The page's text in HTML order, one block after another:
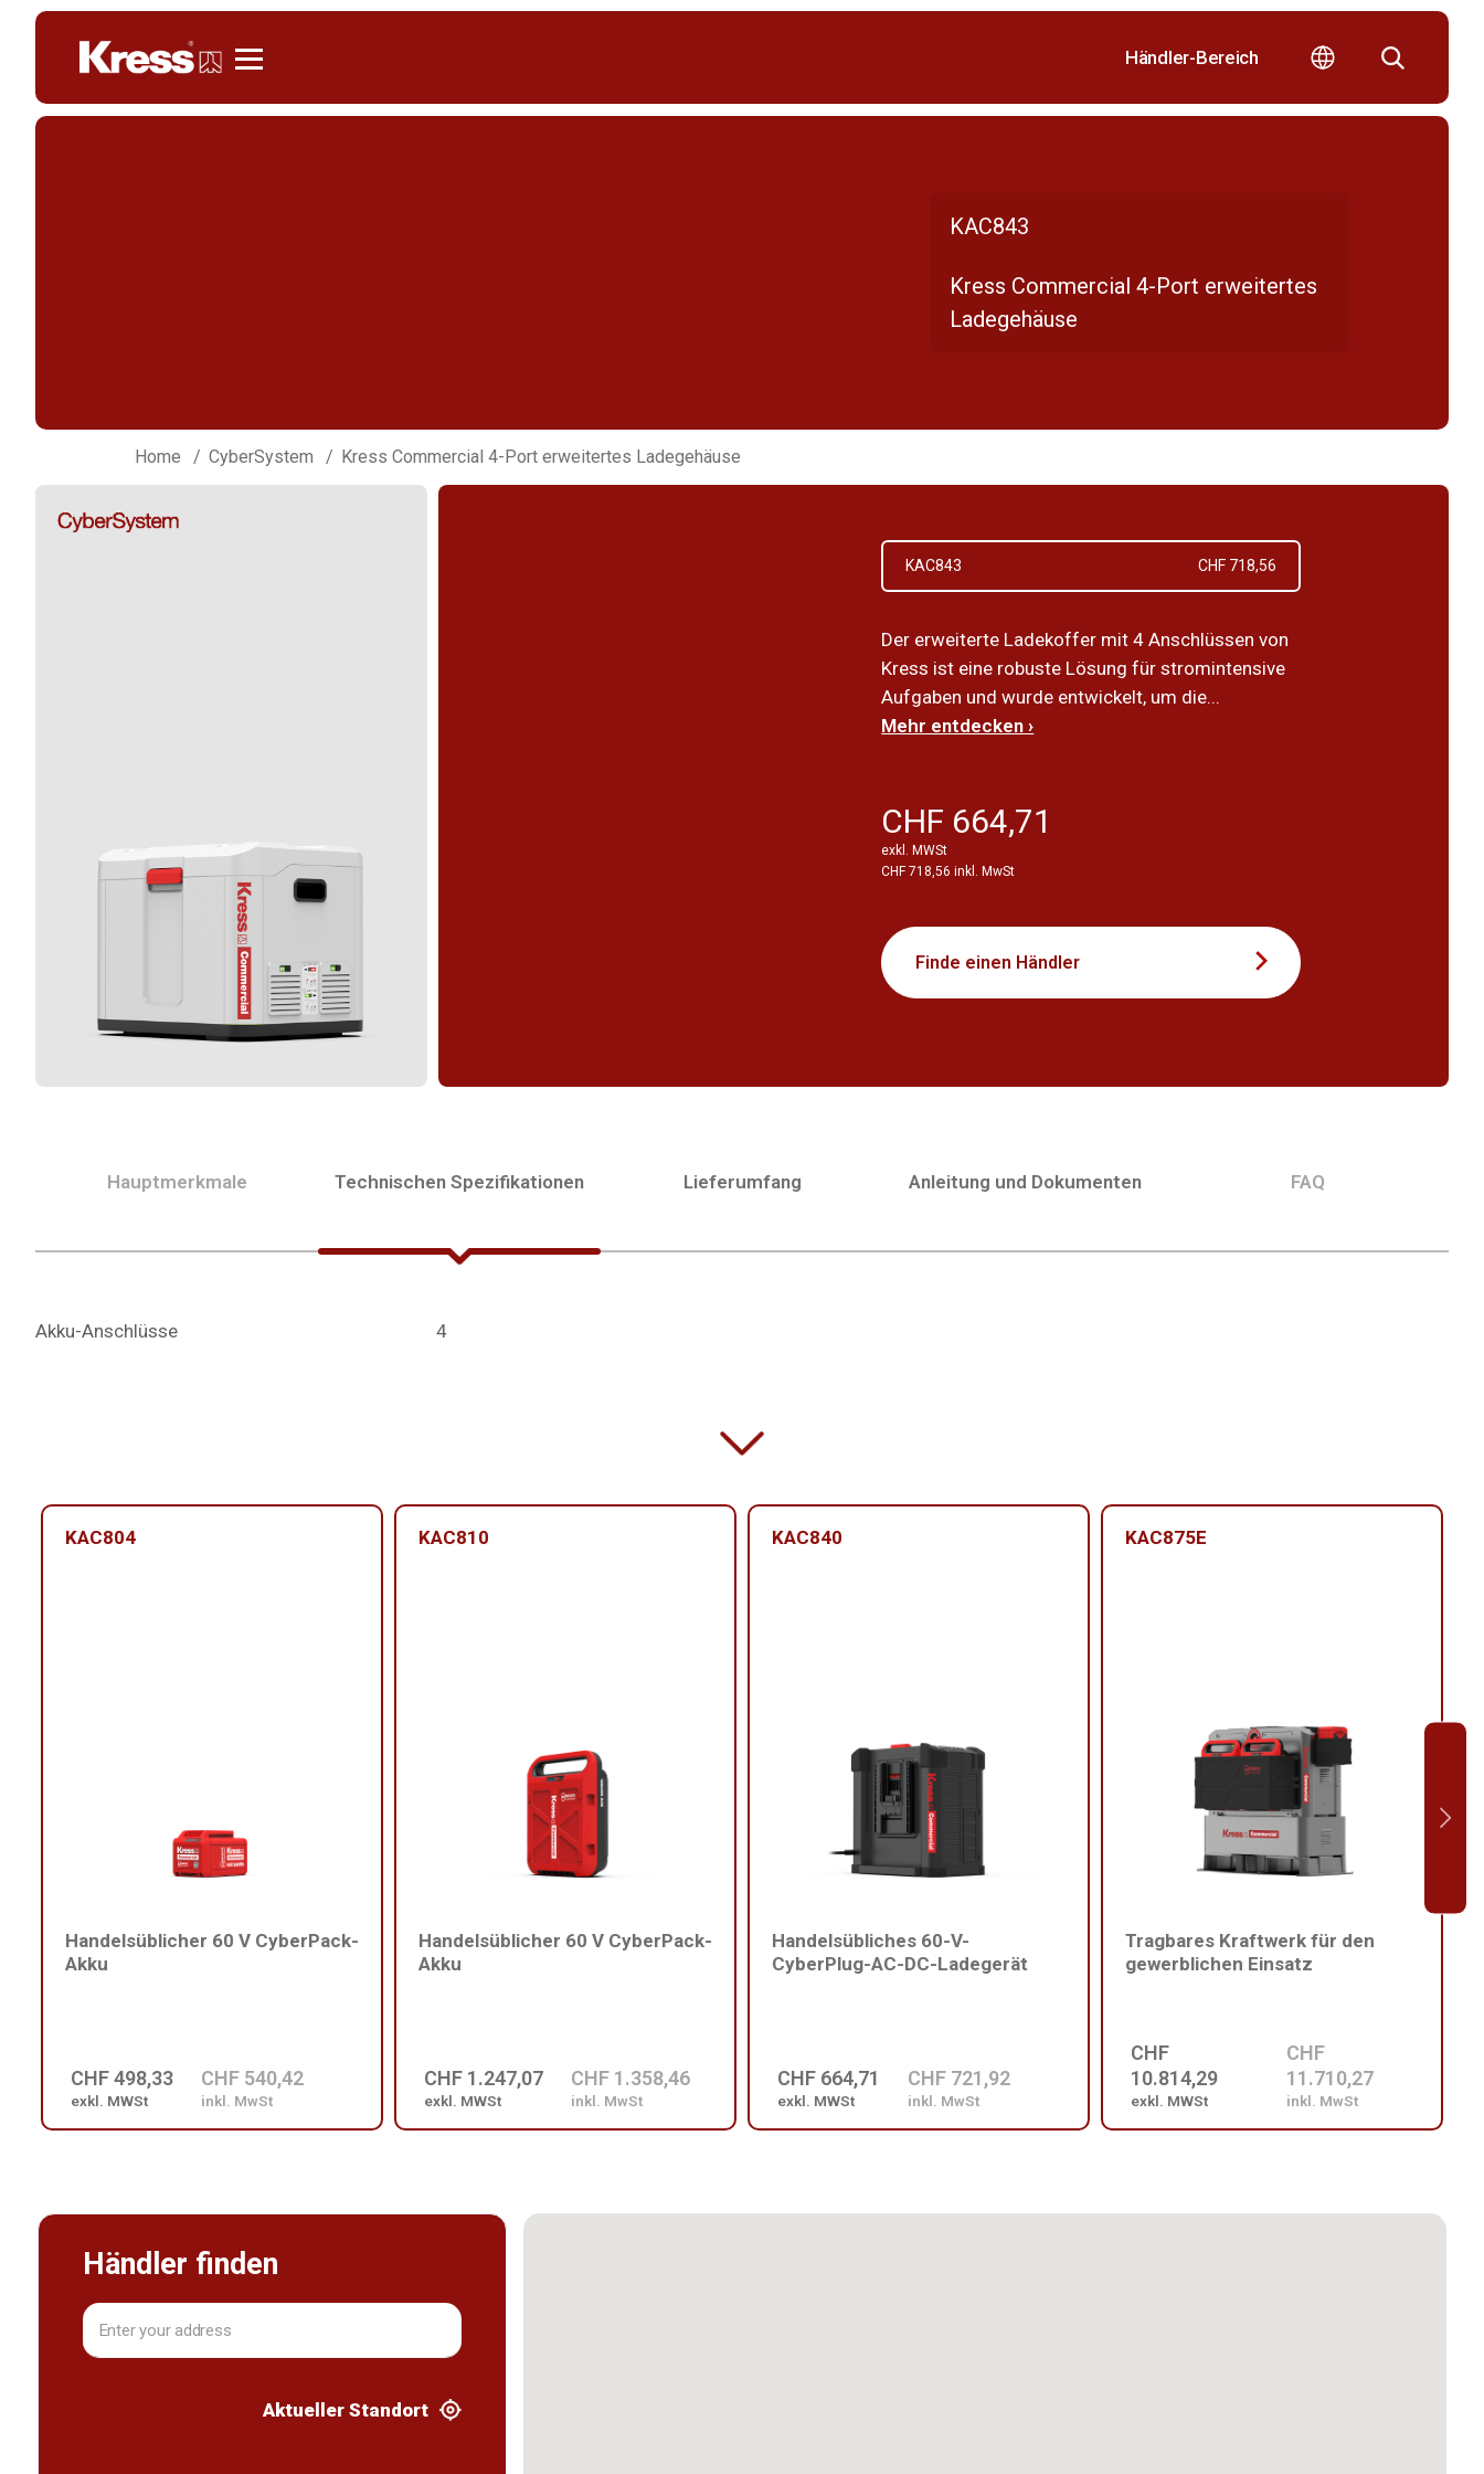
Händler-Bereich
KAC843
Kress Commercial 4-Port erweitertes
Ladegehäuse
Home CyberSystem Kress Commercial 4-Port erweitertes Ladegehäuse
KAC843 CHF 718,56
Der erweiterte Ladekoffer mit 4 Anschlüssen von
Kress ist eine robuste Lösung für stromintensive
Aufgaben und wurde entwickelt, um die...
Mehr entdecken ›
CHF 664,71
exkl. MWSt
CHF 718,56 inkl. MwSt
Finde einen Händler
Hauptmerkmale Technischen Spezifikationen Lieferumfang Anleitung und Dokumenten FAQ
Akku-Anschlüsse 4
KAC804
Handelsüblicher 60 V CyberPack-
Akku
CHF 498,33
exkl. MWSt
CHF 540,42
inkl. MwSt
KAC810
Handelsüblicher 60 V CyberPack-
Akku
CHF 1.247,07
exkl. MWSt
CHF 1.358,46
inkl. MwSt
KAC840
Handelsübliches 60-V-
CyberPlug-AC-DC-Ladegerät
CHF 664,71
exkl. MWSt
CHF 721,92
inkl. MwSt
KAC875E
Tragbares Kraftwerk für den
gewerblichen Einsatz
CHF
10.814,29
exkl. MWSt
CHF
11.710,27
inkl. MwSt
Händler finden
Aktueller Standort